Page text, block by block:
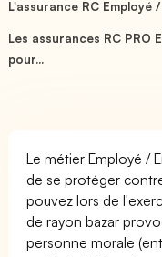
L'assurance RC Employé
Les assurances RC PRO
pour...
Le métier Employé /
de se protéger
pouvez lors de
de rayon bazar
personne morale